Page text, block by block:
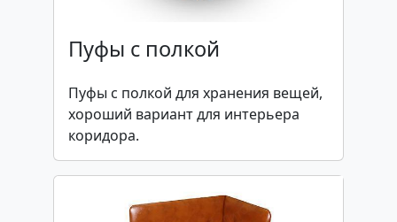
Пуфы с полкой
Пуфы с полкой для хранения вещей,
хороший вариант для интерьера
коридора.